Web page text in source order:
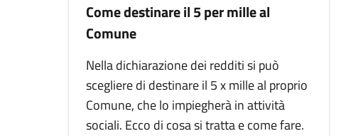
Come destinare il 5 per mille al
Comune
Nella dichiarazione dei redditi si può
scegliere di destinare il 5 x mille al proprio
Comune, che lo impiegherà in attività
sociali. Ecco di cosa si tratta e come fare.